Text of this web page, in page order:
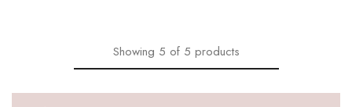
Showing 5 of 5 products